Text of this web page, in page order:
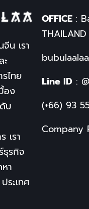
น เรา
ไทย
อง
บ
เรา
ธุรกิจ
า
ประเทศ
OFFICE :
THAILAND
Line ID :
(+66) 93
Company